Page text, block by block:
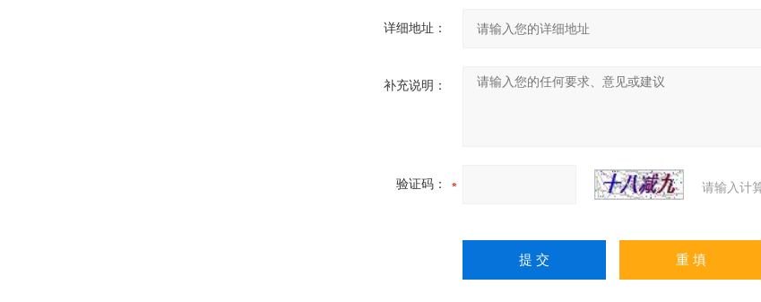
详细地址：
补充说明：
验证码： 请输入计